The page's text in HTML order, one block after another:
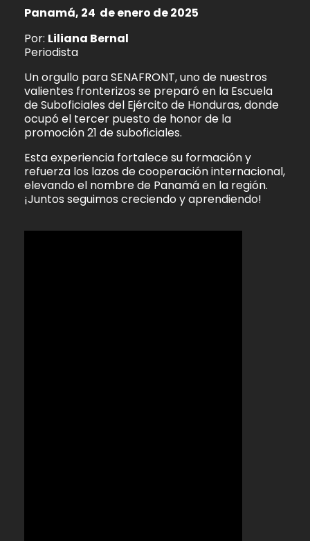
Panamá, 24 de enero de 2025
Por: Liliana Bernal
Periodista
Un orgullo para SENAFRONT, uno de nuestros
valientes fronterizos se preparó en la Escuela
de Suboficiales del Ejército de Honduras, donde
ocupó el tercer puesto de honor de la
promoción 21 de suboficiales.
Esta experiencia fortalece su formación y
refuerza los lazos de cooperación internacional,
elevando el nombre de Panamá en la región.
¡Juntos seguimos creciendo y aprendiendo!